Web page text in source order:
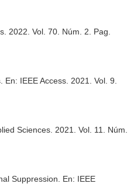
. 2022. Vol. 70. Núm. 2. Pag.
En: IEEE Access . 2021. Vol. 9.
Sciences . 2021. Vol. 11. Núm.
Suppression. En: IEEE